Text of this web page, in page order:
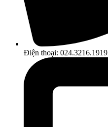
Điện thoại: 024.3216.1919